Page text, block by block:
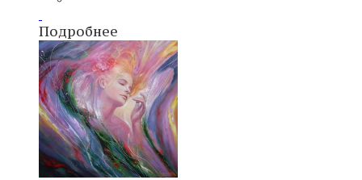
Подробнее